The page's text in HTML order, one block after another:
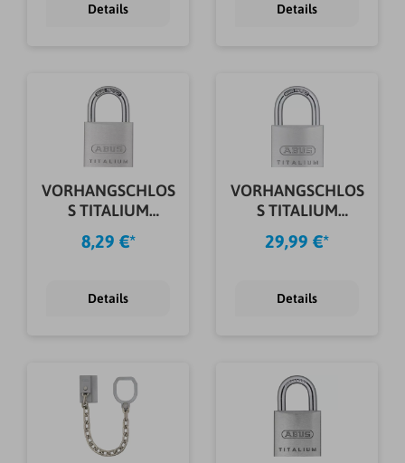
Details Details
VORHANGSCHLOS
S TITALIUM
64TI/30 B/SB
8,29 €*
Details
VORHANGSCHLOS
S TITALIUM
64TI/40+HB63
29,99 €*
Details